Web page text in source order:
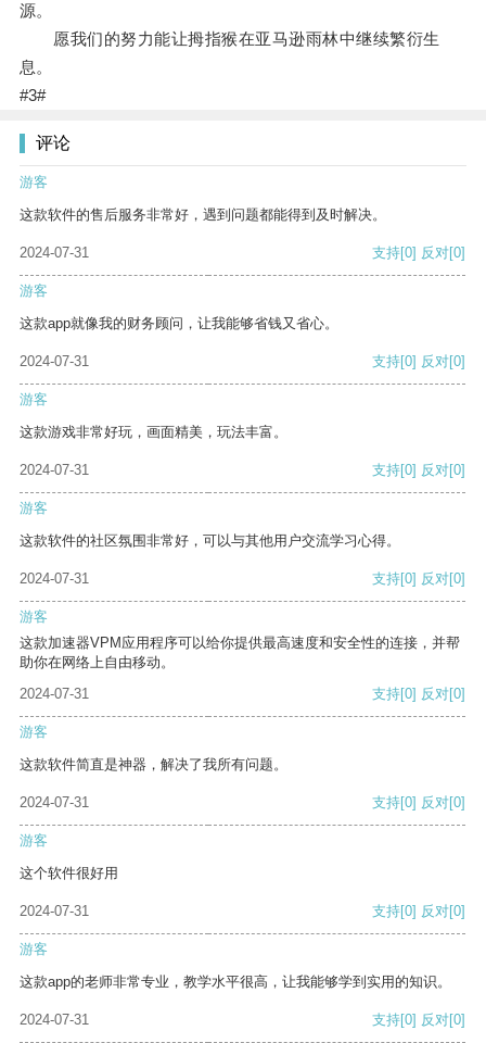
源。
愿我们的努力能让拇指猴在亚马逊雨林中继续繁衍生
息。
#3#
评论
游客
这款软件的售后服务非常好，遇到问题都能得到及时解决。
2024-07-31 支持[0] 反对[0]
游客
这款app就像我的财务顾问，让我能够省钱又省心。
2024-07-31 支持[0] 反对[0]
游客
这款游戏非常好玩，画面精美，玩法丰富。
2024-07-31 支持[0] 反对[0]
游客
这款软件的社区氛围非常好，可以与其他用户交流学习心得。
2024-07-31 支持[0] 反对[0]
游客
这款加速器VPM应用程序可以给你提供最高速度和安全性的连接，并帮
助你在网络上自由移动。
2024-07-31
支持[0] 反对[0]
游客
这款软件简直是神器，解决了我所有问题。
2024-07-31 支持[0] 反对[0]
游客
这个软件很好用
2024-07-31 支持[0] 反对[0]
游客
这款app的老师非常专业，教学水平很高，让我能够学到实用的知识。
2024-07-31 支持[0] 反对[0]